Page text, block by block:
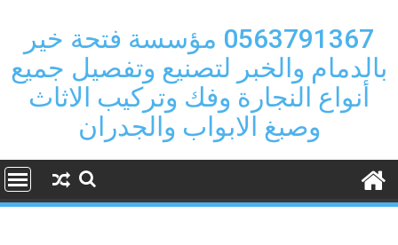
content
0563791367 مؤسسة فتحة خير
بالدمام والخبر لتصنيع وتفصيل جميع
أنواع النجارة وفك وتركيب الاثاث
وصبغ الابواب والجدران